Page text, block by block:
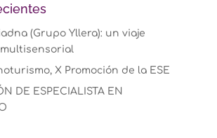
(Grupo Yllera): un viaje
X Promoción de la ESE
DE ESPECIALISTA EN